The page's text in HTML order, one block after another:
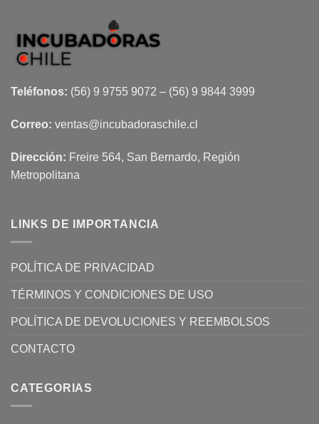
Teléfonos: (56) 9 9755 9072 – (56) 9 9844 3999
Correo: ventas@incubadoraschile.cl
Dirección: Freire 564, San Bernardo, Región
Metropolitana
LINKS DE IMPORTANCIA
POLÍTICA DE PRIVACIDAD
TÉRMINOS Y CONDICIONES DE USO
POLÍTICA DE DEVOLUCIONES Y REEMBOLSOS
CONTACTO
CATEGORIAS